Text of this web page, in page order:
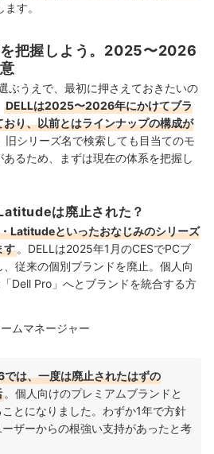
す。
を把握しよう。2025〜2026
ぶうえで、最初に押さえておきたいの
DELLは2025〜2026年にかけてブラ
り、以前とはラインナップの構成が
旧シリーズ名で検索しても目当てのモ
るため、まずは現在の体系を把握し
は廃止された？
Latitudeといったおなじみのシリーズ
す 。DELLは2025年1月のCESでPCブ
従来の個別ブランドを廃止。個人向
Dell Pro」へとブランドを統合する方
ムマネージャー
は、一度は廃止されたはずの
。個人向けのプレミアムブランドと
とになりました。わずか1年で方針
ザーからの根強い支持があったと考